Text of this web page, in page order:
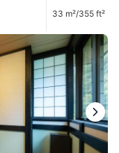
33 m²/355 ft²